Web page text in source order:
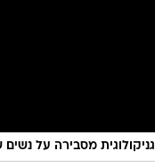
גניקולוגית מסבירה על